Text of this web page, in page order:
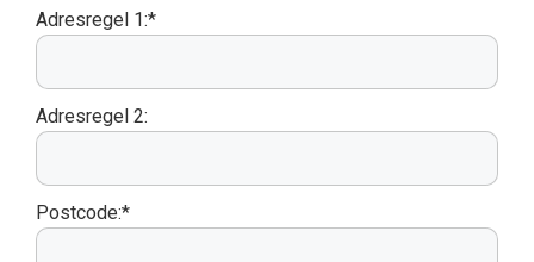
Adresregel 1:*
Adresregel 2:
Postcode:*